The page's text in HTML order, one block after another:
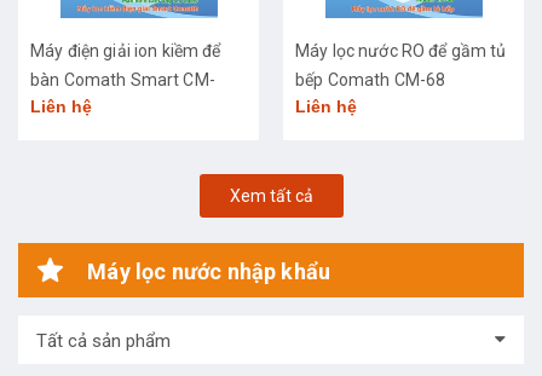
Máy điện giải ion kiềm để
bàn Comath Smart CM-
3668
Liên hệ
Máy lọc nước RO để gầm tủ
bếp Comath CM-68
Liên hệ
Xem tất cả
Máy lọc nước nhập khẩu
Tất cả sản phẩm